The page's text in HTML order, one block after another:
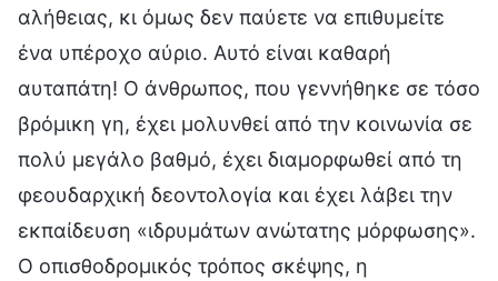
αλήθειας, κι όμως δεν παύετε να επιθυμείτε
ένα υπέροχο αύριο. Αυτό είναι καθαρή
αυταπάτη! Ο άνθρωπος, που γεννήθηκε σε τόσο
βρόμικη γη, έχει μολυνθεί από την κοινωνία σε
πολύ μεγάλο βαθμό, έχει διαμορφωθεί από τη
φεουδαρχική δεοντολογία και έχει λάβει την
εκπαίδευση «ιδρυμάτων ανώτατης μόρφωσης».
Ο οπισθοδρομικός τρόπος σκέψης, η